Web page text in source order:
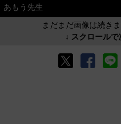
あもう先生
まだまだ画像は続き
↓ スクロールで